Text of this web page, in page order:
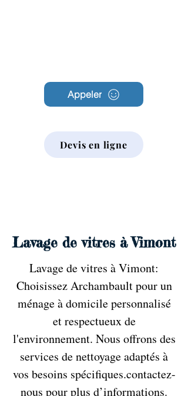
Appeler
Devis en ligne
Lavage de vitres à Vimont
Lavage de vitres à Vimont:
Choisissez Archambault pour un
ménage à domicile personnalisé
et respectueux de
l'environnement. Nous offrons des
services de nettoyage adaptés à
vos besoins spécifiques.contactez-
nous pour plus d’informations.